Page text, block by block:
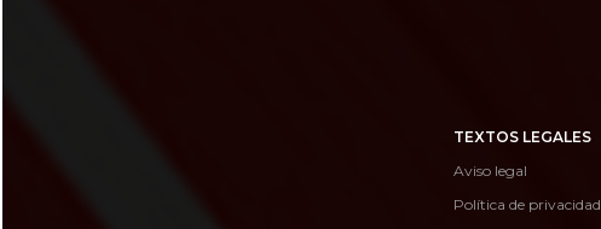
TEXTOS LEGALES
Aviso legal
Política de privacidad